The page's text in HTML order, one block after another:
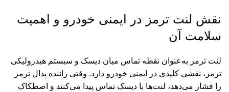
نقش لنت ترمز در ایمنی خودرو و اهمیت
سلامت آن
لنت ترمز به‌عنوان نقطه تماس میان دیسک و سیستم هیدرولیکی
ترمز، نقشی کلیدی در ایمنی خودرو دارد. وقتی راننده پدال ترمز
را فشار می‌دهد، لنت‌ها با دیسک تماس پیدا می‌کنند و اصطکاک